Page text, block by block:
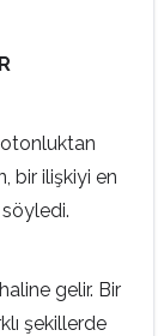
bir ilişkiyi en
gelir. Bir
şekillerde